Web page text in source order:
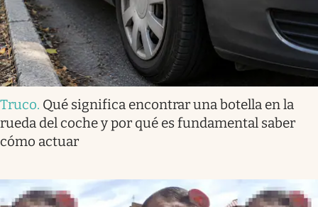
Truco. Qué significa encontrar una botella en la
rueda del coche y por qué es fundamental saber
cómo actuar